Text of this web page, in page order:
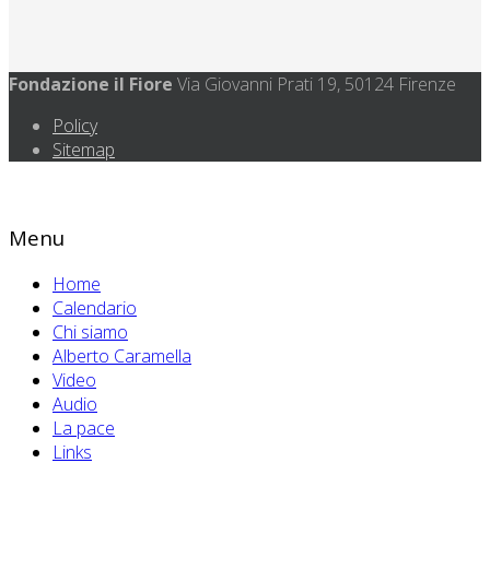
Fondazione il Fiore Via Giovanni Prati 19, 50124 Firenze
Policy
Sitemap
Menu
Home
Calendario
Chi siamo
Alberto Caramella
Video
Audio
La pace
Links